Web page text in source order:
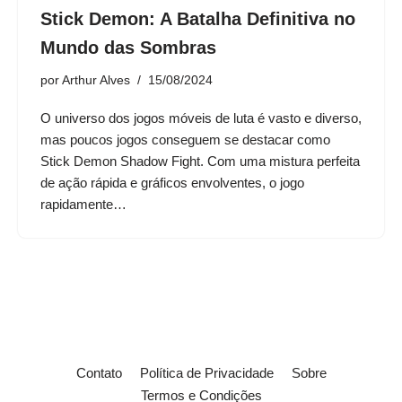
Stick Demon: A Batalha Definitiva no
Mundo das Sombras
por Arthur Alves 15/08/2024
O universo dos jogos móveis de luta é vasto e diverso,
mas poucos jogos conseguem se destacar como
Stick Demon Shadow Fight. Com uma mistura perfeita
de ação rápida e gráficos envolventes, o jogo
rapidamente…
Contato Política de Privacidade
Sobre
Termos e Condições